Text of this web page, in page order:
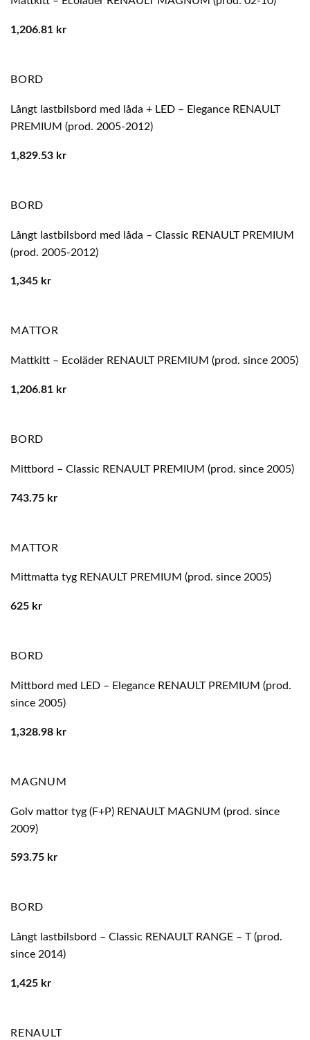
1,206.81 kr
BORD
Långt lastbilsbord med låda + LED – Elegance RENAULT
PREMIUM (prod. 2005-2012)
1,829.53 kr
BORD
Långt lastbilsbord med låda – Classic RENAULT PREMIUM
(prod. 2005-2012)
1,345 kr
MATTOR
Mattkitt – Ecoläder RENAULT PREMIUM (prod. since 2005)
1,206.81 kr
BORD
Mittbord – Classic RENAULT PREMIUM (prod. since 2005)
743.75 kr
MATTOR
Mittmatta tyg RENAULT PREMIUM (prod. since 2005)
625 kr
BORD
Mittbord med LED – Elegance RENAULT PREMIUM (prod.
since 2005)
1,328.98 kr
MAGNUM
Golv mattor tyg (F+P) RENAULT MAGNUM (prod. since
2009)
593.75 kr
BORD
Långt lastbilsbord – Classic RENAULT RANGE – T (prod.
since 2014)
1,425 kr
RENAULT